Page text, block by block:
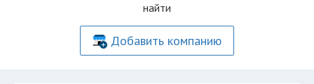
найти
Добавить компанию